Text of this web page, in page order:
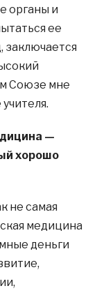
органы и
ее
заключается
Союзе мне
—
хорошо
не самая
медицина
деньги